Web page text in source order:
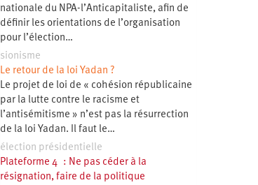
nationale du NPA-l’Anticapitaliste, afin de
définir les orientations de l’organisation
pour l’élection…
sionisme
Le retour de la loi Yadan ?
Le projet de loi de « cohésion républicaine
par la lutte contre le racisme et
l’antisémitisme » n’est pas la résurrection
de la loi Yadan. Il faut le…
élection présidentielle
Plateforme 4 : Ne pas céder à la
résignation, faire de la politique